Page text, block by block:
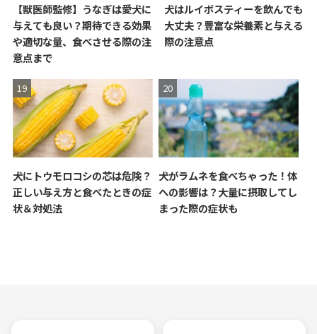
【獣医師監修】うなぎは愛犬に
与えても良い？期待できる効果
や適切な量、食べさせる際の注
意点まで
犬はルイボスティーを飲んでも
大丈夫？豊富な栄養素と与える
際の注意点
犬にトウモロコシの芯は危険？
正しい与え方と食べたときの症
状＆対処法
犬がラムネを食べちゃった！体
への影響は？大量に摂取してし
まった際の症状も